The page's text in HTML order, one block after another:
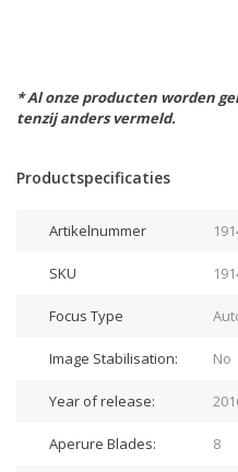
* Al onze producten worden
tenzij anders vermeld.
Productspecificaties
Artikelnummer
SKU
Focus Type
Image Stabilisation: No
Year of release:
Aperure Blades: 8